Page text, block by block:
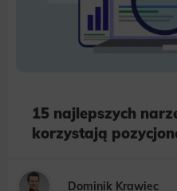
15 najlepszych
korzystają
Dominik Krawiec